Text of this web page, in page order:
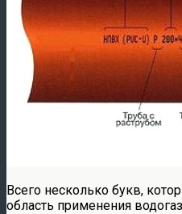
Всего несколько букв,
область применения